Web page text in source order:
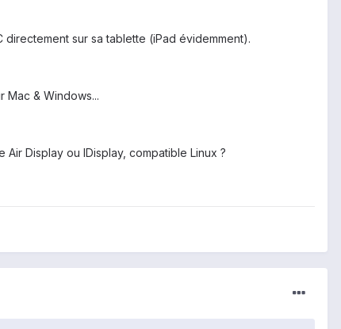
sur sa tablette (iPad évidemment).
& Windows...
Display ou IDisplay, compatible Linux ?